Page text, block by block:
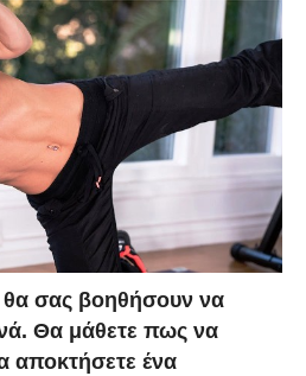
θα σας βοηθήσουν να
Θα μάθετε πως να
αποκτήσετε ένα